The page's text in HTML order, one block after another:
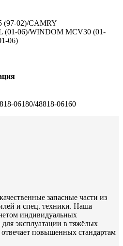
(97-02)/CAMRY
06)/WINDOM MCV30 (01-
06)
06180/48818-06160
запасные части из
и спец. техники. Наша
индивидуальных
эксплуатации в тяжёлых
повышенных стандартам